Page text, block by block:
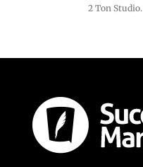
2 Ton Studio.